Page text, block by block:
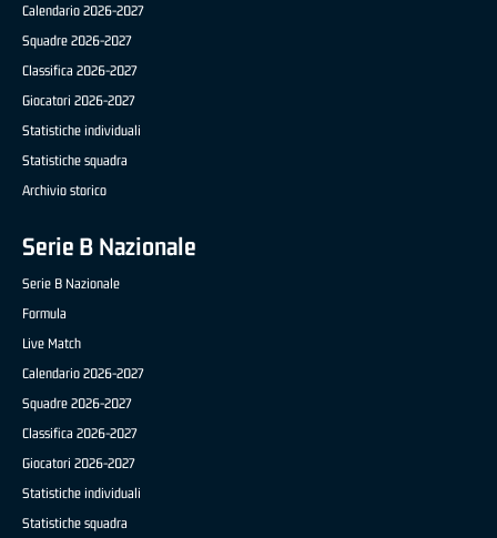
Calendario 2026-2027
Squadre 2026-2027
Classifica 2026-2027
Giocatori 2026-2027
Statistiche individuali
Statistiche squadra
Archivio storico
Serie B Nazionale
Serie B Nazionale
Formula
Live Match
Calendario 2026-2027
Squadre 2026-2027
Classifica 2026-2027
Giocatori 2026-2027
Statistiche individuali
Statistiche squadra